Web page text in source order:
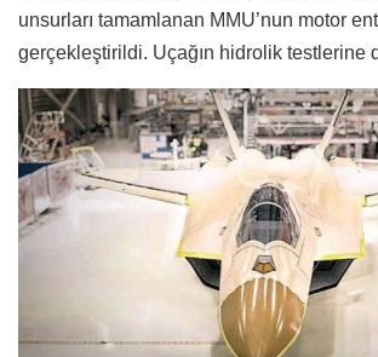
unsurları tamamlanan MMU’nun motor
gerçekleştirildi. Uçağın hidrolik testlerine